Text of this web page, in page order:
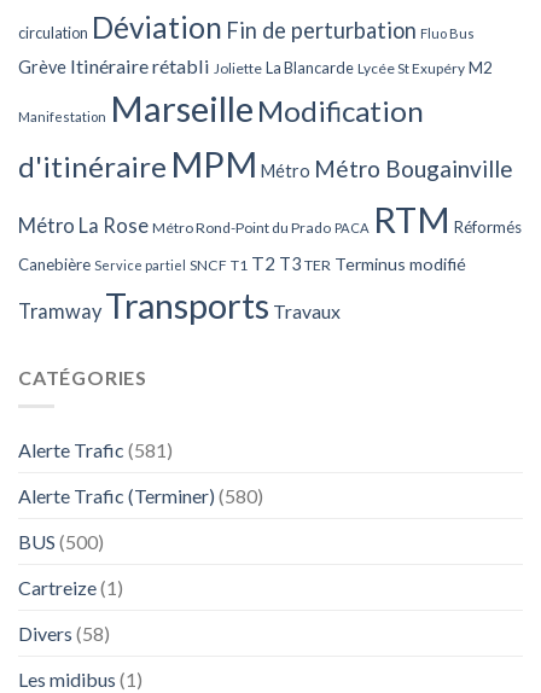
circulation Déviation Fin de perturbation Fluo Bus
Grève Itinéraire rétabli Joliette La Blancarde Lycée St Exupéry M2
Manifestation Marseille Modification
d'itinéraire MPM Métro Métro Bougainville
Métro La Rose Métro Rond-Point du Prado PACA RTM Réformés
Canebière Service partiel SNCF T1 T2 T3 TER Terminus modifié
Tramway Transports Travaux
CATÉGORIES
Alerte Trafic (581)
Alerte Trafic (Terminer) (580)
BUS (500)
Cartreize(1)
Divers (58)
Les midibus (1)